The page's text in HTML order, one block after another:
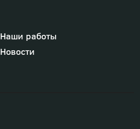
Наши работы
Новости